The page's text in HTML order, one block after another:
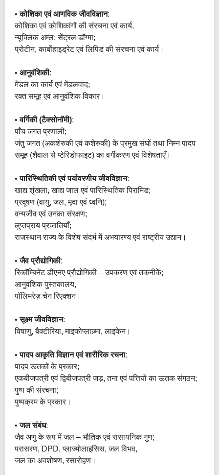
•कोशिका एवं आणविक जीवविज्ञान:
कोशिका एवं कोशिकांगों की संरचना एवं कार्य,
न्यूक्लिक अम्ल; सेंट्रल डॉग्मा;
प्रोटीन, कार्बोहाइड्रेट एवं लिपिड की संरचना एवं कार्य।
• आनुवंशिकी:
मेंडल का कार्य एवं मेंडलवाद;
रक्त समूह एवं आनुवंशिक विकार।
•वर्गिकी (टैक्सोनॉमी):
पाँच जगत प्रणाली;
जंतु जगत (अकशेरुकी एवं कशेरुकी) के प्रमुख संघों तथा निम्न पादप
समूह (शैवाल से प्टेरिडोफाइट) का वर्गीकरण एवं विशेषताएँ।
•पारिस्थितिकी एवं पर्यावरणीय जीवविज्ञान:
खाद्य शृंखला, खाद्य जाल एवं पारिस्थितिक पिरामिड;
प्रदूषण (वायु, जल, मृदा एवं ध्वनि);
वन्यजीव एवं उनका संरक्षण;
लुप्तप्राय प्रजातियाँ;
राजस्थान राज्य के विशेष संदर्भ में अभयारण्य एवं राष्ट्रीय उद्यान।
•जैव प्रौद्योगिकी:
रिकॉम्बिनेंट डीएनए प्रौद्योगिकी – उपकरण एवं तकनीकें;
आनुवंशिक पुस्तकालय,
पॉलिमरेज़ चेन रिएक्शन।
•सूक्ष्म जीवविज्ञान:
विषाणु, बैक्टीरिया, माइकोप्लाज़्मा, लाइकेन।
•पादप आकृति विज्ञान एवं शारीरिक रचना:
पादप ऊतकों के प्रकार;
एकबीजपत्री एवं द्विबीजपत्री जड़, तना एवं पत्तियों का ऊतक संगठन;
पुष्प की संरचना;
पुष्पक्रम के प्रकार।
•जल संबंध:
जैव अणु के रूप में जल – भौतिक एवं रासायनिक गुण;
परासरण, DPD, प्लाज्मोलाइसिस, जल विभव,
जल का अवशोषण, रसारोहण।